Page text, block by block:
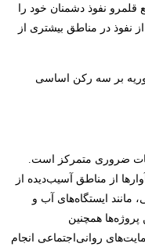
قلمرو نفوذ دشمنان خود را
نفوذ در مناطق بیشتری از
بر سه رکن اساسی
ضروری متمرکز است.
از مناطق آسیب‌دیده از
ایستگاه‌های آب و
همچنین
روانی‌اجتماعی انجام